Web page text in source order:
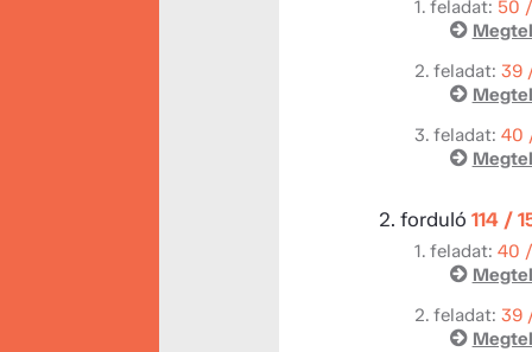
1. feladat: 50
2. feladat: 39
3. feladat: 40
2. forduló 114 /
1. feladat: 40
2. feladat: 39